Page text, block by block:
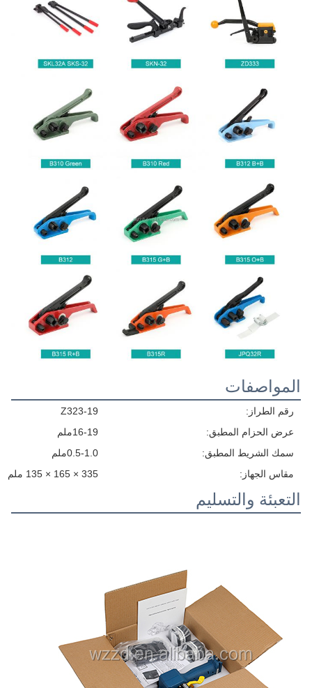
المواصفات
رقم الطراز:
Z323-19
عرض الحزام المطبق:
16-19ملم
سمك الشريط المطبق:
0.5-1.0ملم
مقاس الجهاز:
335 × 165 × 135 ملم
التعبئة والتسليم